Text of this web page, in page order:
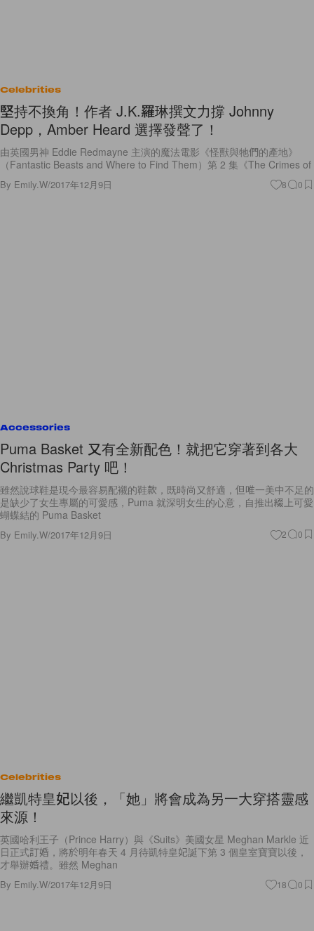
Celebrities
堅持不換角！作者 J.K.羅琳撰文力撐 Johnny
Depp，Amber Heard 選擇發聲了！
由英國男神 Eddie Redmayne 主演的魔法電影《怪獸與牠們的產地》
（Fantastic Beasts and Where to Find Them）第 2 集《The Crimes of
By Emily.W/2017年12月9日 8 0
Accessories
Puma Basket 又有全新配色！就把它穿著到各大
Christmas Party 吧！
雖然說球鞋是現今最容易配襯的鞋款，既時尚又舒適，但唯一美中不足的
是缺少了女生專屬的可愛感，Puma 就深明女生的心意，自推出綴上可愛
蝴蝶結的 Puma Basket
By Emily.W/2017年12月9日 2 0
Celebrities
繼凱特皇妃以後，「她」將會成為另一大穿搭靈感
來源！
英國哈利王子（Prince Harry）與《Suits》美國女星 Meghan Markle 近
日正式訂婚，將於明年春天 4 月待凱特皇妃誕下第 3 個皇室寶寶以後，
才舉辦婚禮。雖然 Meghan
By Emily.W/2017年12月9日 18 0